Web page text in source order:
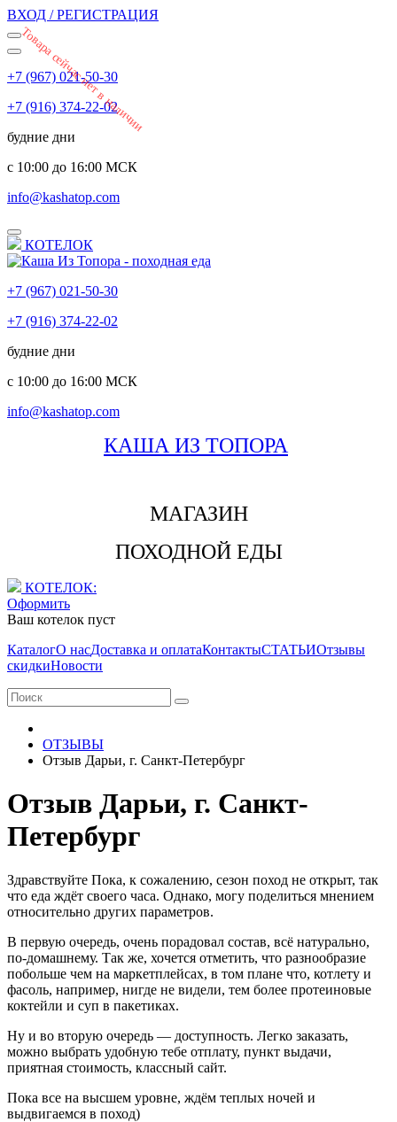
ВХОД / РЕГИСТРАЦИЯ
+7 (967) 021-50-30
+7 (916) 374-22-02
будние дни
с 10:00 до 16:00 МСК
info@kashatop.com
КОТЕЛОК
+7 (967) 021-50-30
+7 (916) 374-22-02
будние дни
с 10:00 до 16:00 МСК
info@kashatop.com
КАША ИЗ ТОПОРА
МАГАЗИН
ПОХОДНОЙ ЕДЫ
КОТЕЛОК:
Оформить
Ваш котелок пуст
КаталогО насДоставка и оплатаКонтактыСТАТЬИОтзывы
скидкиНовости
ОТЗЫВЫ
Отзыв Дарьи, г. Санкт-Петербург
Отзыв Дарьи, г. Санкт-
Петербург
Здравствуйте Пока, к сожалению, сезон поход не открыт, так
что еда ждёт своего часа. Однако, могу поделиться мнением
относительно других параметров.
В первую очередь, очень порадовал состав, всё натурально,
по-домашнему. Так же, хочется отметить, что разнообразие
побольше чем на маркетплейсах, в том плане что, котлету и
фасоль, например, нигде не видели, тем более протеиновые
коктейли и суп в пакетиках.
Ну и во вторую очередь — доступность. Легко заказать,
можно выбрать удобную тебе отплату, пункт выдачи,
приятная стоимость, классный сайт.
Пока все на высшем уровне, ждём теплых ночей и
выдвигаемся в поход)
Товара сейчас нет в наличии